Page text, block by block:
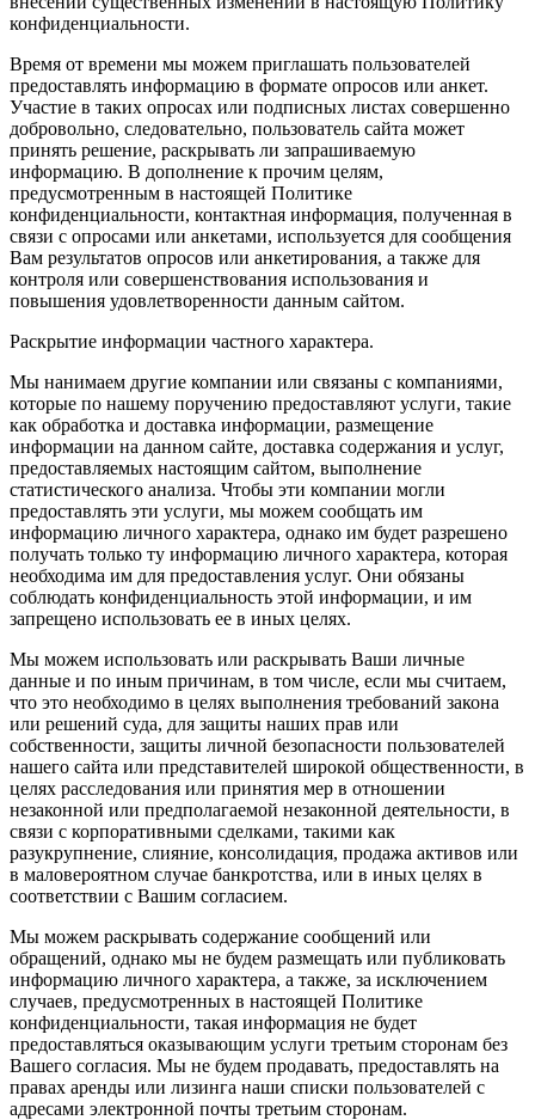
конфиденциальности.
Время от времени мы можем приглашать пользователей
предоставлять информацию в формате опросов или анкет.
Участие в таких опросах или подписных листах совершенно
добровольно, следовательно, пользователь сайта может
принять решение, раскрывать ли запрашиваемую
информацию. В дополнение к прочим целям,
предусмотренным в настоящей Политике
конфиденциальности, контактная информация, полученная в
связи с опросами или анкетами, используется для сообщения
Вам результатов опросов или анкетирования, а также для
контроля или совершенствования использования и
повышения удовлетворенности данным сайтом.
Раскрытие информации частного характера.
Мы нанимаем другие компании или связаны с компаниями,
которые по нашему поручению предоставляют услуги, такие
как обработка и доставка информации, размещение
информации на данном сайте, доставка содержания и услуг,
предоставляемых настоящим сайтом, выполнение
статистического анализа. Чтобы эти компании могли
предоставлять эти услуги, мы можем сообщать им
информацию личного характера, однако им будет разрешено
получать только ту информацию личного характера, которая
необходима им для предоставления услуг. Они обязаны
соблюдать конфиденциальность этой информации, и им
запрещено использовать ее в иных целях.
Мы можем использовать или раскрывать Ваши личные
данные и по иным причинам, в том числе, если мы считаем,
что это необходимо в целях выполнения требований закона
или решений суда, для защиты наших прав или
собственности, защиты личной безопасности пользователей
нашего сайта или представителей широкой общественности, в
целях расследования или принятия мер в отношении
незаконной или предполагаемой незаконной деятельности, в
связи с корпоративными сделками, такими как
разукрупнение, слияние, консолидация, продажа активов или
в маловероятном случае банкротства, или в иных целях в
соответствии с Вашим согласием.
Мы можем раскрывать содержание сообщений или
обращений, однако мы не будем размещать или публиковать
информацию личного характера, а также, за исключением
случаев, предусмотренных в настоящей Политике
конфиденциальности, такая информация не будет
предоставляться оказывающим услуги третьим сторонам без
Вашего согласия. Мы не будем продавать, предоставлять на
правах аренды или лизинга наши списки пользователей с
адресами электронной почты третьим сторонам.